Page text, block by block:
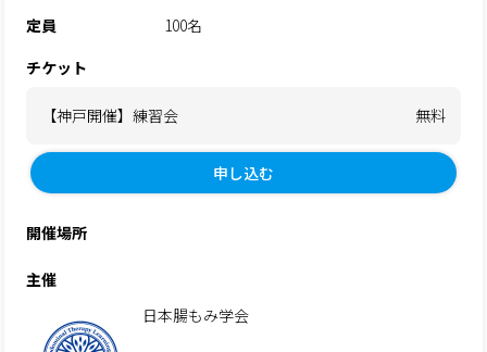
定員
100名
チケット
【神戸開催】練習会 無料
申し込む
開催場所
主催
日本腸もみ学会